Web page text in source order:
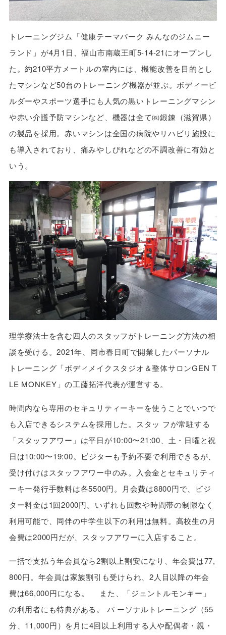
トレーニングジム「健康テーマパーク みんなのジムニー
ランド」が4月1日、福山市南蔵王町5-14-21にオープンし
た。約210平方メートルの室内には、機能改善を目的とし
たマシンなど50台のトレーニング機器が並ぶ。ボディービ
ルダーやスポーツ選手にも人気の黒いトレーニングマシン
や赤い介護予防マシンなど、機器は全て㈱鍛錬（滋賀県）
の製品を採用。赤いマシンは全国の病院やリハビリ施設に
も導入されており、痛みやしびれなどの不調改善に有効と
いう。
理学療法士を含む四人のスタッフがトレーニング方法の相
談を受ける。2021年、同市春日町で開業したパーソナル
トレーニング「ボディメイクスタジオ＆整体サロンGEN T
LE MONKEY」の工藤拓洋代表が運営する。
時間内なら専用のセキュリティーキーを使うことでいつで
も入店できるシステムを採用した。スタッ フが常駐する
「スタッフアワー」は平日が10:00〜21:00、土・日曜と祝
日は10:00〜19:00。ビジターも予約不要で利用できるが、
受け付けはスタッフアワー中のみ。入会金とセキュリティ
ーキー発行手数料は各5500円。月会費は8800円で、ビジ
ター料金は1回2000円。いずれも回数や時間帯の制限なく
利用可能で、同伴の中学生以下の利用は無料。高校生の月
会費は2000円だが、スタッフアワーに入店すること。
一括で支払う年会員なら2割以上割安になり、年会費は77,
800円。年会員は家族割引も受けられ、2人目以降の年会
費は66,000円になる。 また、「ジェントルモンキー」
の利用者にも特典がある。 パ ーソナルトレーニング（55
分、11,000円）を月に4回以上利用する人や配偶者・親・